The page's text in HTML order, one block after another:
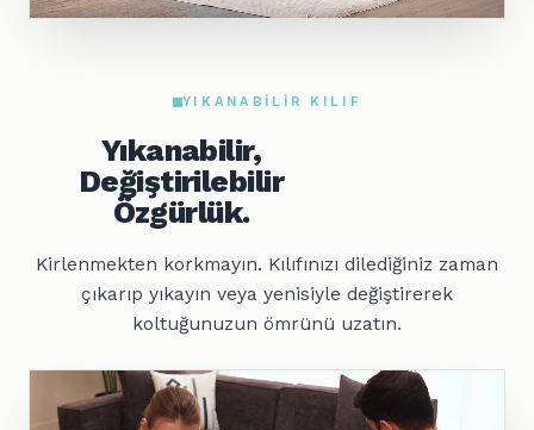
YIKANABILIR KILIF
Yıkanabilir,
Değiştirilebilir
Özgürlük.
Kirlenmekten korkmayın. Kılıfınızı dilediğiniz zaman
çıkarıp yıkayın veya yenisiyle değiştirerek
koltuğunuzun ömrünü uzatın.